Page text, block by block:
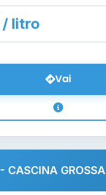
litro
Vai
CASCINA GROSSA